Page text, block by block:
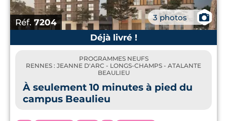
Réf. 7204 3 photos
📷
Déjà livré !
PROGRAMMES NEUFS
RENNES : JEANNE D'ARC - LONGS-CHAMPS - ATALANTE
BEAULIEU
À seulement 10 minutes à pied du
campus Beaulieu